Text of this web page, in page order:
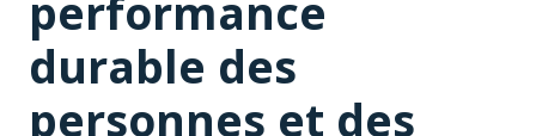
performance
durable des
personnes et des